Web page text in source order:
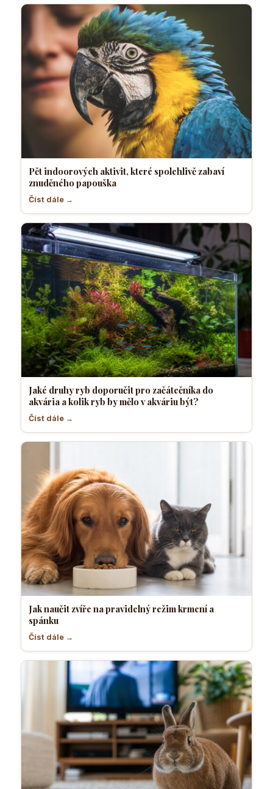
Pět indoorových aktivit, které spolehlivě zabaví
znuděného papouška
Číst dále →
Jaké druhy ryb doporučit pro začátečníka do
akvária a kolik ryb by mělo v akváriu být?
Číst dále →
Jak naučit zvíře na pravidelný režim krmení a
spánku
Číst dále →